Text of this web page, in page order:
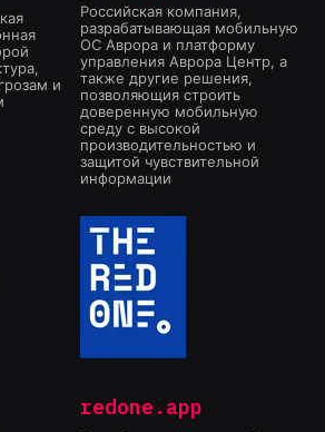
и
Российская компания,
разрабатывающая мобильную
ОС Аврора и платформу
управления Аврора Центр, а
также другие решения,
позволяющия строить
доверенную мобильную
среду с высокой
производительностью и
защитой чувствительной
информации
redone.app